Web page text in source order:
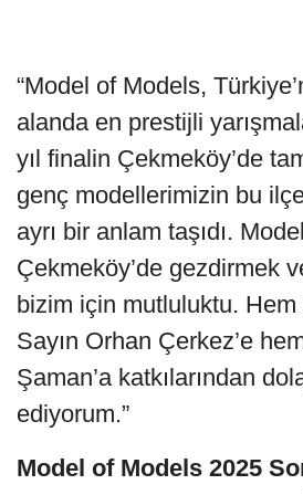
“Model of Models,
alanda en prestijli
yıl finalin Çekmeköy’de
genç modellerimizin bu
ayrı bir anlam taşıdı.
Çekmeköy’de gezdirmek
bizim için mutluluktu. Hem
Sayın Orhan Çerkez’e
Şaman’a katkılarından
ediyorum.”
Model of Models 2025